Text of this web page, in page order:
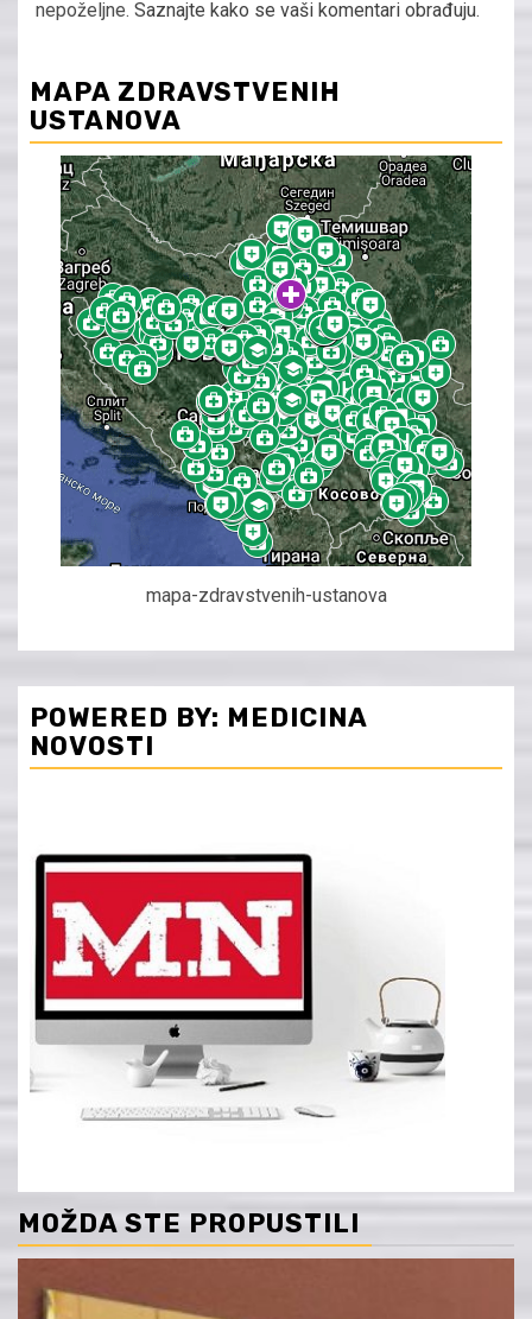
nepoželjne. Saznajte kako se vaši komentari obrađuju.
MAPA ZDRAVSTVENIH
USTANOVA
mapa-zdravstvenih-ustanova
POWERED BY: MEDICINA
NOVOSTI
MOŽDA STE PROPUSTILI